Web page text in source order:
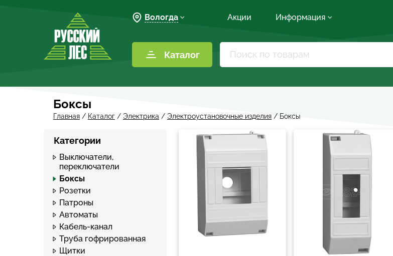
Вологда Акции Информация
Каталог
Боксы
Главная / Каталог / Электрика / Электроустановочные изделия / Боксы
Категории
Выключатели,
переключатели
Боксы
Розетки
Патроны
Автоматы
Кабель-канал
Труба гофрированная
Щитки